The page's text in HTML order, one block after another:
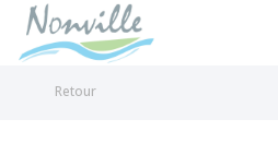
Retour